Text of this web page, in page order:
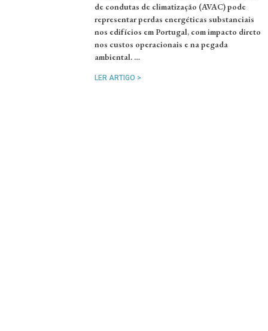
de condutas de climatização (AVAC) pode
representar perdas energéticas substanciais
nos edifícios em Portugal, com impacto direto
nos custos operacionais e na pegada
ambiental. …
LER ARTIGO >